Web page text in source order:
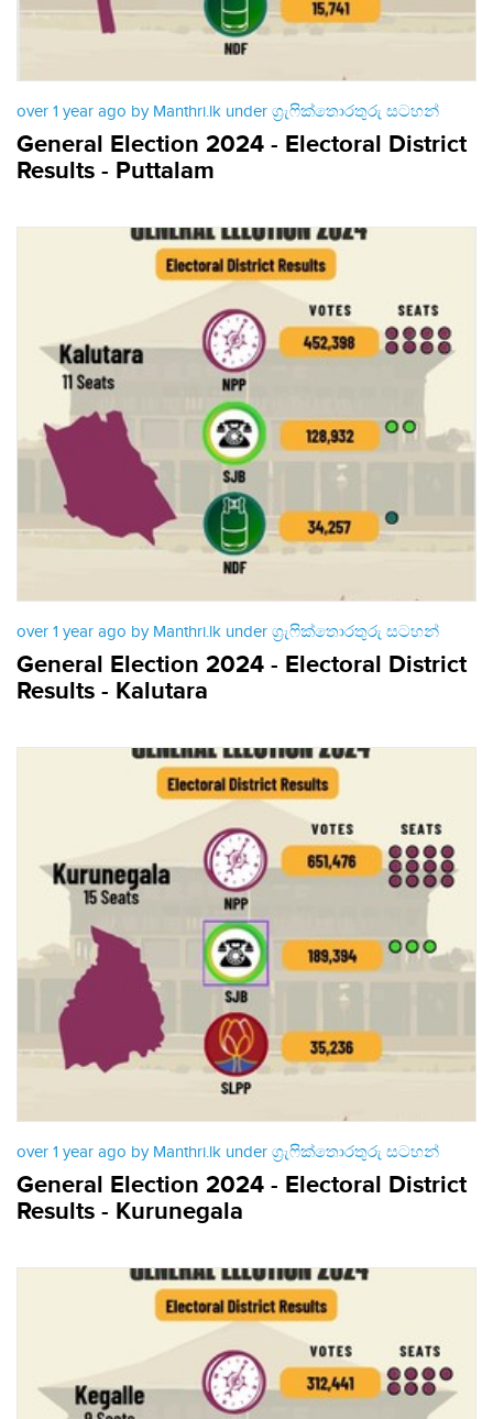
over 1 year ago by Manthri.lk under ග්‍රැෆික්තොරතුරු සටහන්
General Election 2024 - Electoral District
Results - Puttalam
over 1 year ago by Manthri.lk under ග්‍රැෆික්තොරතුරු සටහන්
General Election 2024 - Electoral District
Results - Kalutara
over 1 year ago by Manthri.lk under ග්‍රැෆික්තොරතුරු සටහන්
General Election 2024 - Electoral District
Results - Kurunegala